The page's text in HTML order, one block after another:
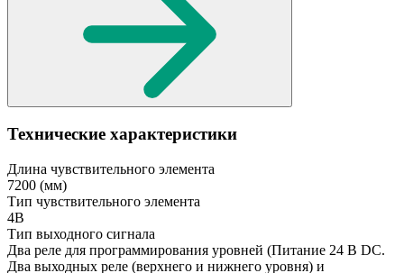
Технические характеристики
Длина чувствительного элемента
7200 (мм)
Тип чувствительного элемента
4В
Тип выходного сигнала
Два реле для программирования уровней (Питание 24 В DC.
Два выходных реле (верхнего и нижнего уровня) и